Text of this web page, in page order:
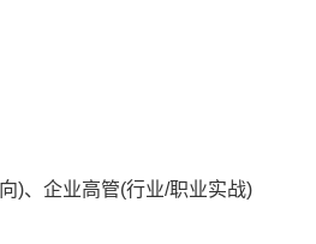
)、企业高管(行业/职业实战)